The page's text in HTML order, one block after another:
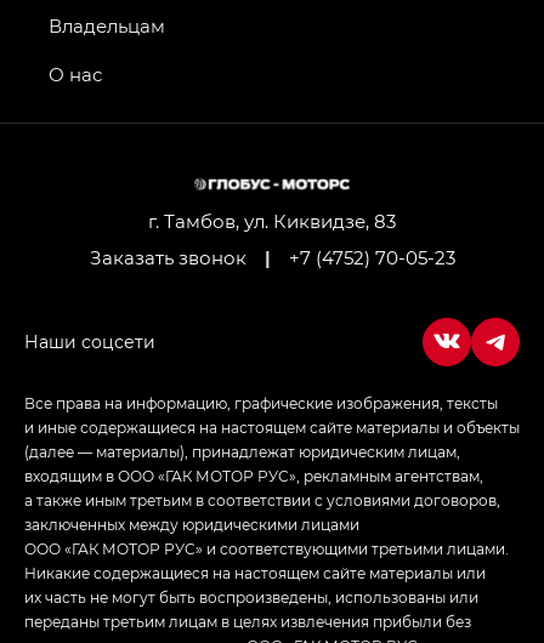
г. Тамбов, ул. Киквидзе, 83
Заказать звонок
| +7 (4752) 70-05-23
Владельцам
О нас
Все права на информацию, графические изображения, тексты
и иные содержащиеся на настоящем сайте материалы и объекты
(далее — материалы), принадлежат юридическим лицам,
входящим в ООО «ГАК МОТОР РУС», рекламным агентствам,
а также иным третьим в соответствии с условиями договоров,
заключенных между юридическими лицами
ООО «ГАК МОТОР РУС» и соответствующими третьими лицами.
Никакие содержащиеся на настоящем сайте материалы или
их часть не могут быть воспроизведены, использованы или
переданы третьим лицам в целях извлечения прибыли без